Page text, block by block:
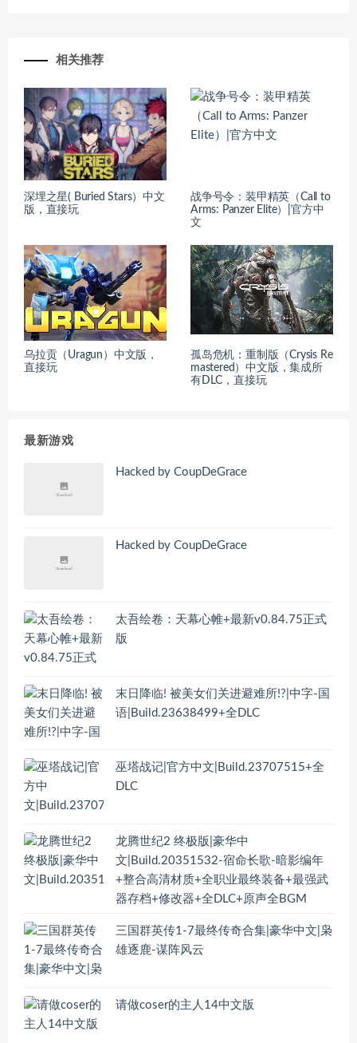
相关推荐
深埋之星( Buried Stars）中文
版，直接玩
战争号令：装甲精英（Call to
Arms: Panzer Elite）|官方中
文
乌拉贡（Uragun）中文版，
直接玩
孤岛危机：重制版（Crysis Re
mastered）中文版，集成所
有DLC，直接玩
最新游戏
Hacked by CoupDeGrace
Hacked by CoupDeGrace
太吾绘卷：天幕心帷+最新v0.84.75正式
版
末日降临! 被美女们关进避难所!?|中字-国
语|Build.23638499+全DLC
巫塔战记|官方中文|Build.23707515+全
DLC
龙腾世纪2 终极版|豪华中
文|Build.20351532-宿命长歌-暗影编年
+整合高清材质+全职业最终装备+最强武
器存档+修改器+全DLC+原声全BGM
三国群英传1-7最终传奇合集|豪华中文|枭
雄逐鹿-谋阵风云
请做coser的主人14中文版